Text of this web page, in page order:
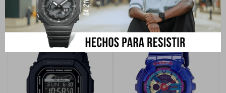
Mujer BG-169U - 1CDR
USD 185,00
Digital Dama BGA-130 - 2BDR
USD 215,00